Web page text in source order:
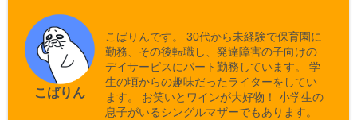
こばりん
こばりんです。 30代から未経験で保育園に
勤務、その後転職し、発達障害の子向けの
デイサービスにパート勤務しています。 学
生の頃からの趣味だったライターをしてい
ます。 お笑いとワインが大好物！ 小学生の
息子がいるシングルマザーでもあります。